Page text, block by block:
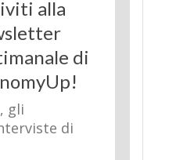
alla
di
gli
di